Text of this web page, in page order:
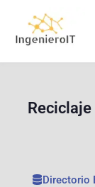
Directorio